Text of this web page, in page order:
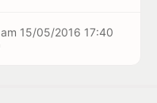
15/05/2016 17:40